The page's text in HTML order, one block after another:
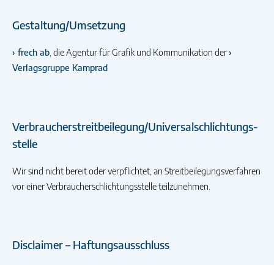
Gestaltung/Umsetzung
frech ab , die Agentur für Grafik und Kommunikation der
Verlagsgruppe Kamprad
Verbraucher­streit­beilegung/Universal­schlichtungs­
stelle
Wir sind nicht bereit oder verpflichtet, an Streitbeilegungsverfahren
vor einer Verbraucherschlichtungsstelle teilzunehmen.
Disclaimer – Haftungsausschluss